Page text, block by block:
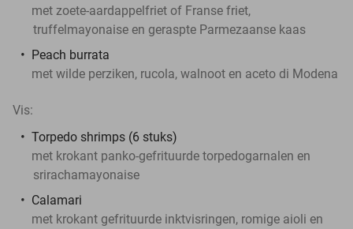
met zoete-aardappelfriet of Franse friet,
truffelmayonaise en geraspte Parmezaanse kaas
Peach burrata
met wilde perziken, rucola, walnoot en aceto di Modena
Vis:
Torpedo shrimps (6 stuks)
met krokant panko-gefrituurde torpedogarnalen en
srirachamayonaise
Calamari
met krokant gefrituurde inktvisringen, romige aioli en